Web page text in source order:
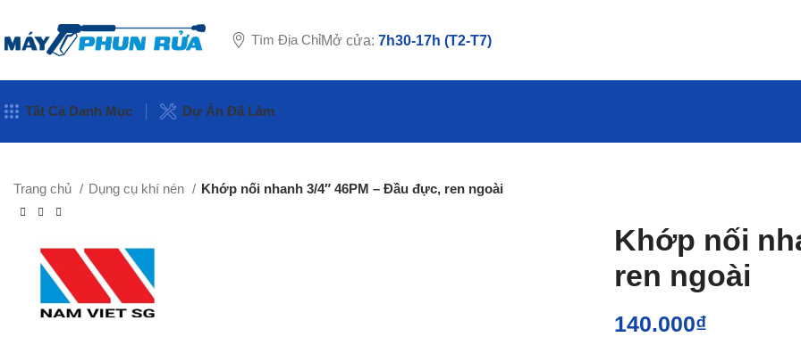
Tìm Địa ChỉMở cửa: 7h30-17h (T2-T7)
Tất Cả Danh Mục Dự Án Đã Làm
Trang chủ Dụng cụ khí nén Khớp nối nhanh 3/4″ 46PM – Đầu đực, ren ngoài
Khớp nối
ren ngoài
140.000₫